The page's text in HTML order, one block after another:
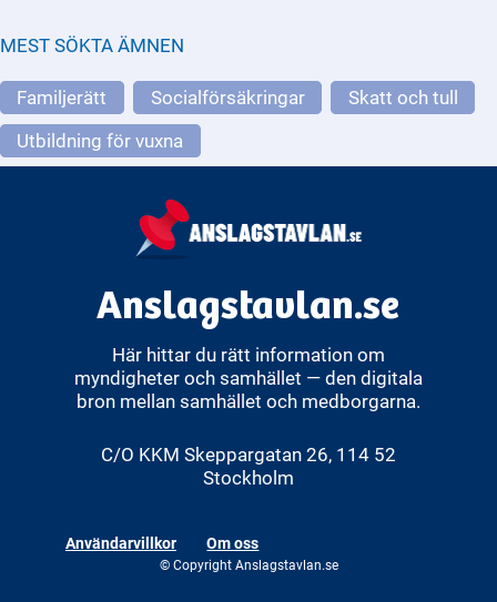
MEST SÖKTA ÄMNEN
Familjerätt Socialförsäkringar
Skatt och tull
Utbildning för vuxna
Anslagstavlan.se
Här hittar du rätt information om
myndigheter och samhället — den digitala
bron mellan samhället och medborgarna.
C/O KKM Skeppargatan 26, 114 52
Stockholm
Användarvillkor Om oss
© Copyright Anslagstavlan.se